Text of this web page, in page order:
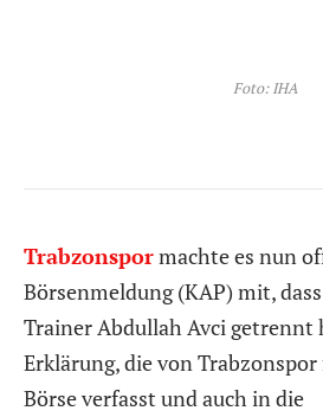
Foto: IHA
Trabzonspormachte es nun
Börsenmeldung (KAP) mit,
Trainer Abdullah Avci getrennt
Erklärung, die von
Börse verfasst und auch in die